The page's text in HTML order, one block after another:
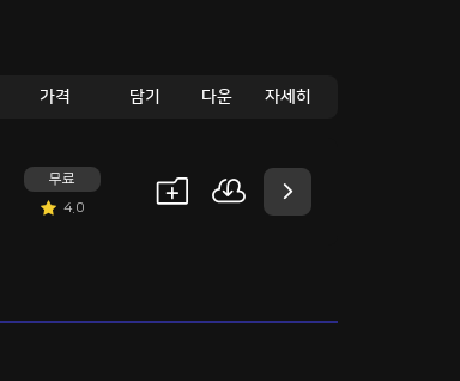
가격 담기 다운 자세히
무료
4.0